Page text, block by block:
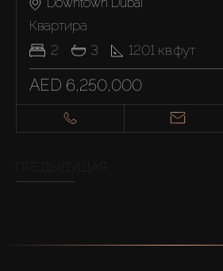
Квартира
2
3 1201 кв.фут
AED 6,250,000